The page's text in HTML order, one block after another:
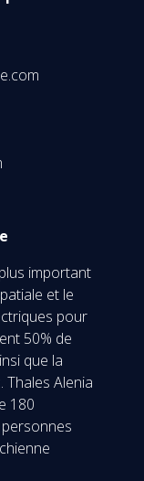
important
et le
pour
50% de
que la
Thales Alenia
180